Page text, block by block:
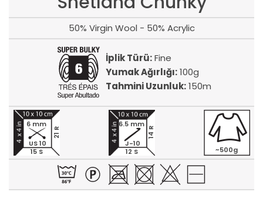
50% Virgin Wool - 50% Acrylic
İplik Türü:Fine
Yumak Ağırlığı:100g
Tahmini Uzunluk:150m
15 S
21 R
6 mm
US 10
12 S
14 R
6.5 mm
J-10
~500g